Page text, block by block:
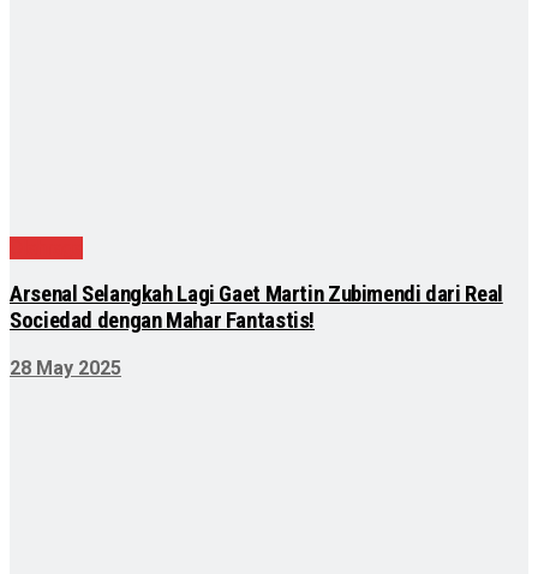
Arsenal Selangkah Lagi Gaet Martin Zubimendi dari Real
Sociedad dengan Mahar Fantastis!
28 May 2025